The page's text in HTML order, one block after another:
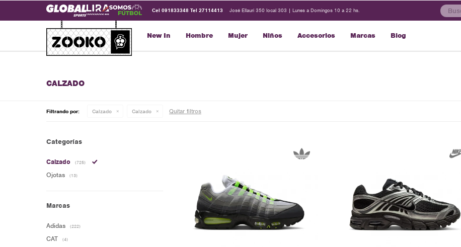
New In Hombre Mujer Niños Accesorios Marcas Blog
Cel 091833348 Tel 27114413 José Ellauri 350 local 303 | Lunes a Domingos 10 a 22 hs.
CALZADO
Filtrando por: Calzado Calzado Quitar filtros
Categorías
Calzado (725)
Ojotas (13)
Marcas
Adidas (222)
CAT (4)